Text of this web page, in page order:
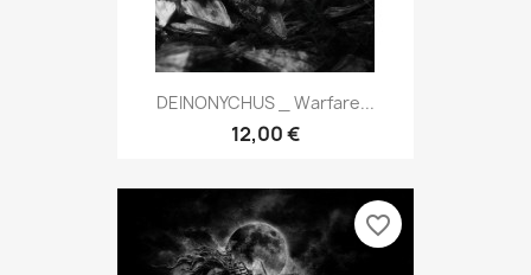
DEINONYCHUS _ Warfare...
12,00 €
favorite_border